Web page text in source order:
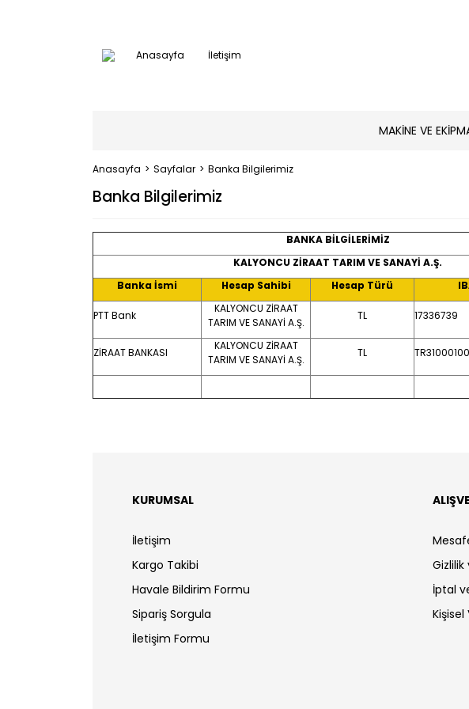
Anasayfa İletişim
MAKİNE VE
Anasayfa Sayfalar Banka Bilgilerimiz
Banka Bilgilerimiz
BANKA BİLGİLERİMİZ
KALYONCU ZİRAAT TARIM VE SANAYİ A.Ş.
Banka İsmi
Hesap Sahibi Hesap Türü
PTT Bank
KALYONCU ZİRAAT
TARIM VE SANAYİ A.Ş.
TL 17336739
ZİRAAT BANKASI
KALYONCU ZİRAAT
TARIM VE SANAYİ A.Ş.
TL
KURUMSAL
İletişim
Kargo Takibi
Havale Bildirim Formu
Sipariş Sorgula
İletişim Formu
İptal
Kişisel